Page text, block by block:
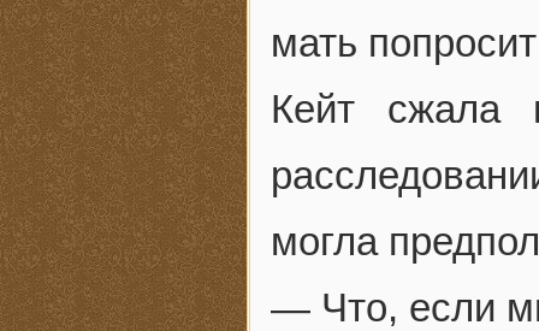
мать
Кейт сжала
могла
— Что, если